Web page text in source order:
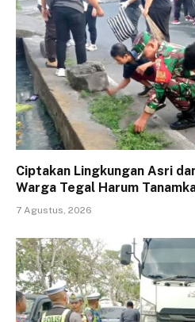
Ciptakan Lingkungan Asri
Warga Tegal Harum
7 Agustus, 2026